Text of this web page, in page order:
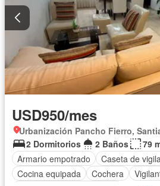
USD950/mes
Urbanización Pancho Fierro,
2 Dormitorios
2 Baños
79
Armario empotrado
Caseta de
Cocina equipada
Cochera